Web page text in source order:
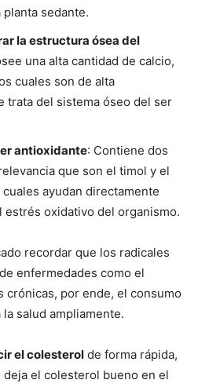
sedante.
la estructura ósea del
una alta cantidad de calcio,
cuales son de alta
trata del sistema óseo del ser
antioxidante: Contiene dos
que son el timol y el
ayudan directamente
estrés oxidativo del organismo.
recordar que los radicales
enfermedades como el
crónicas, por ende, el consumo
salud ampliamente.
el colesterol de forma rápida,
el colesterol bueno en el